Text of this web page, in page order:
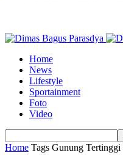
Home
News
Lifestyle
Sportainment
Foto
Video
Home Tags Gunung Tertinggi